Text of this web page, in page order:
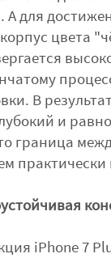
для
цвета
В
и
граница
практически
iPhone 7